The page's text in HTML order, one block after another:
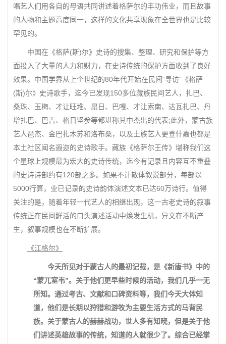
唱艺人们用各自的母语共同讲述着格萨尔的丰功伟业，而且故事
的人物和主题高度同一，这样的文化共享现象在全世界也是比较
罕见的。
中国在《格萨(斯)尔》史诗的搜集、整理、研究和保护等方
面投入了大量的人力和财力，在史诗传统的保护方面收到了良好
效果。中国学界从上个世纪的80年代开始在民间“寻访”《格萨
(斯)尔》史诗歌手，迄今已发现150多位藏族民间艺人，扎巴、
桑珠、玉梅、才让旺堆、昂日、巴嘎、才让索南、达瓦扎巴、丹
增扎巴、巴吉、格日坚参等都堪称其中杰出的代表;此外，蒙古族
艺人琶杰、金巴扎木苏和洛布桑，以及土族艺人更登什嘉也都是
本土社区闻名遐迩的史诗歌手。藏族《格萨尔王传》堪称我们这
个星球上规模最为宏大的史诗传统，迄今有记录且内容互不重叠
的史诗诗部约有120部之多。如果不计散体叙说部分，每部以
5000行算，业已记录的史诗韵体演述文本已达60万诗行。值得
关注的是，随着年轻一代艺人的相继出现，这一古老史诗的叙事
传统正在民间鲜活的口头演述活动中焕发生机，异文在不断产
生，叙事规模也在不断扩展。
《江格尔》
今天所见对于蒙古人的最初记载，是《新唐书》中的
“蒙兀室韦”。关于他们更早些时候的活动，我们几乎一无
所知。通过考古、文献和口碑资料等，我们今天大体知
道，他们是长期以狩猎和游牧为主要生活方式的马背民
族。关于蒙古人的赫赫战功，世人多有知晓，但是关于他
们讲述英雄故事的传统，知道的人就很少了。综合已经掌